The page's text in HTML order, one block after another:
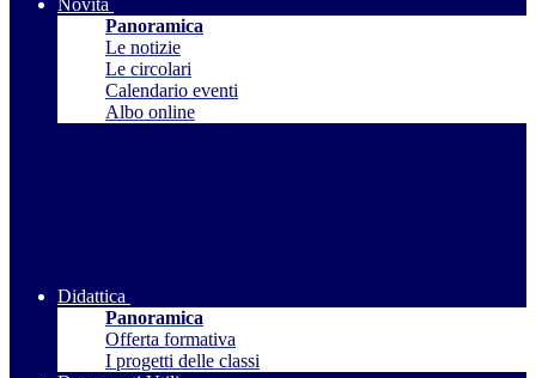
Novità
Panoramica
Le notizie
Le circolari
Calendario eventi
Albo online
Didattica
Panoramica
Offerta formativa
I progetti delle classi